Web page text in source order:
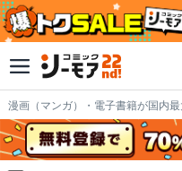
漫画（マンガ）・電子書籍が国内最